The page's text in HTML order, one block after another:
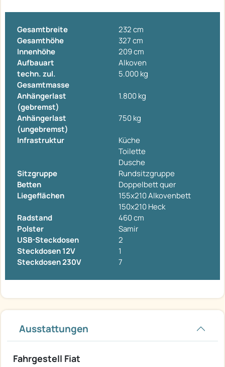
Gesamtbreite
232 cm
Gesamthöhe
327 cm
Innenhöhe
209 cm
Aufbauart
Alkoven
techn. zul.
Gesamtmasse
5.000 kg
Anhängerlast
(gebremst)
1.800 kg
Anhängerlast
(ungebremst)
750 kg
Infrastruktur
Küche
Toilette
Dusche
Sitzgruppe
Rundsitzgruppe
Betten
Doppelbett quer
Liegeflächen
155x210 Alkovenbett
150x210 Heck
Radstand
460 cm
Polster
Samir
USB-Steckdosen
2
Steckdosen 12V
1
Steckdosen 230V
7
Ausstattungen
Fahrgestell Fiat